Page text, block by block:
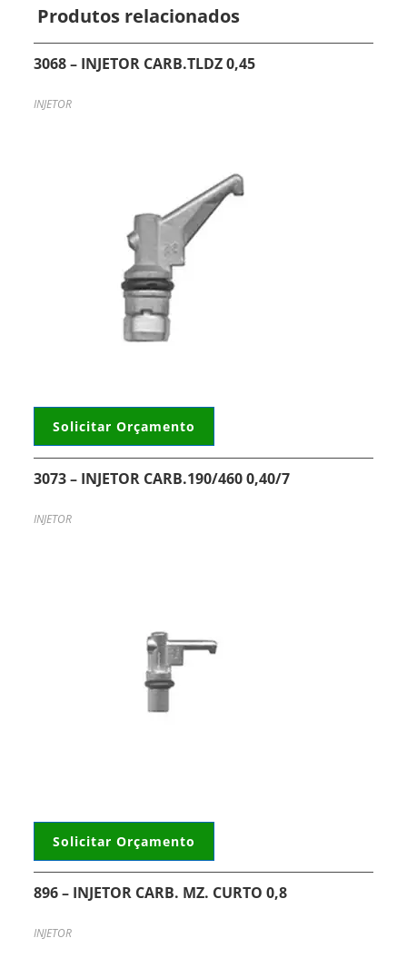
Produtos relacionados
3068 – INJETOR CARB.TLDZ 0,45
INJETOR
Solicitar Orçamento
3073 – INJETOR CARB.190/460 0,40/7
INJETOR
Solicitar Orçamento
896 – INJETOR CARB. MZ. CURTO 0,8
INJETOR